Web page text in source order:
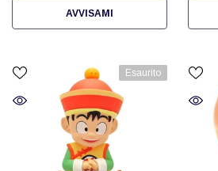
AVVISAMI
Esaurito